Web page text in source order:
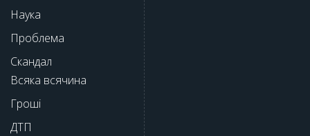
Наука
Проблема
Скандал
Всяка всячина
Гроші
ДТП